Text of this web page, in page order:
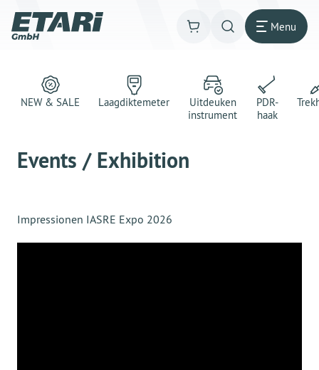
Menu
NEW & SALE Laagdiktemeter
Uitdeuken
instrument
PDR-
haak
Events / Exhibition
Impressionen IASRE Expo 2026